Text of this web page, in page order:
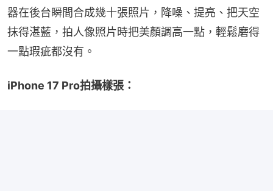
器在後台瞬間合成幾十張照片，降噪、提亮、把天空
抹得湛藍，拍人像照片時把美顏調高一點，輕鬆磨得
一點瑕疵都沒有。
iPhone 17 Pro拍攝樣張：